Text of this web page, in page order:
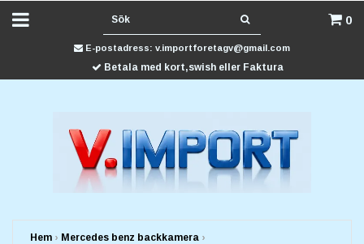
0
E-postadress: v.importforetagv@gmail.com
Betala med kort,swish eller Faktura
Hem › Mercedes benz backkamera ›